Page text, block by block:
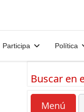
Participa Política
Buscar en
Menú